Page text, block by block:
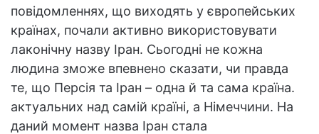
повідомленнях, що виходять у європейських
країнах, почали активно використовувати
лаконічну назву Іран. Сьогодні не кожна
людина зможе впевнено сказати, чи правда
те, що Персія та Іран – одна й та сама країна.
актуальних над самій країні, а Німеччини. На
даний момент назва Іран стала